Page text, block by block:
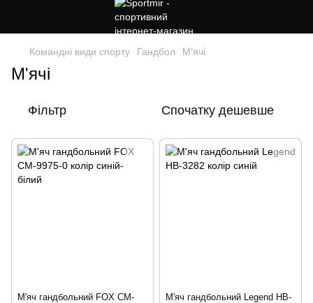
Командні види спорту Гандбол М'ячі
М'ячі
Фільтр Спочатку дешевше
М'яч гандбольний FOX CM-
М'яч гандбольний Legend HB-